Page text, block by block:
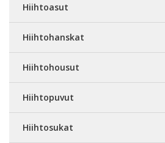
Hiihtoasut
Hiihtohanskat
Hiihtohousut
Hiihtopuvut
Hiihtosukat